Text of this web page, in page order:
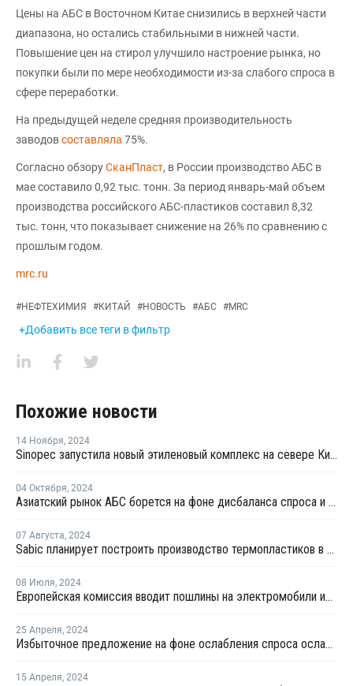
Цены на АБС в Восточном Китае снизились в верхней части
диапазона, но остались стабильными в нижней части.
Повышение цен на стирол улучшило настроение рынка, но
покупки были по мере необходимости из-за слабого спроса в
сфере переработки.
На предыдущей неделе средняя производительность
заводовсоставляла 75%.
Согласно обзоруСканПласт, в России производство АБС в
мае составило 0,92 тыс. тонн. За период январь-май объем
производства российского АБС-пластиков составил 8,32
тыс. тонн, что показывает снижение на 26% по сравнению с
прошлым годом.
mrc.ru
#НЕФТЕХИМИЯ #КИТАЙ #НОВОСТЬ #АБС #MRC
+Добавить все теги в фильтр
Похожие новости
14 Ноября, 2024
Sinopec запустила новый этиленовый комплекс на севере Китая
04 Октября, 2024
Азиатский рынок АБС борется на фоне дисбаланса спроса и предложения
07 Августа, 2024
Sabic планирует построить производство термопластиков в Китае
08 Июля, 2024
Европейская комиссия вводит пошлины на электромобили из Китая
25 Апреля, 2024
Избыточное предложение на фоне ослабления спроса ослабляет мировую химическую промышленность
15 Апреля, 2024